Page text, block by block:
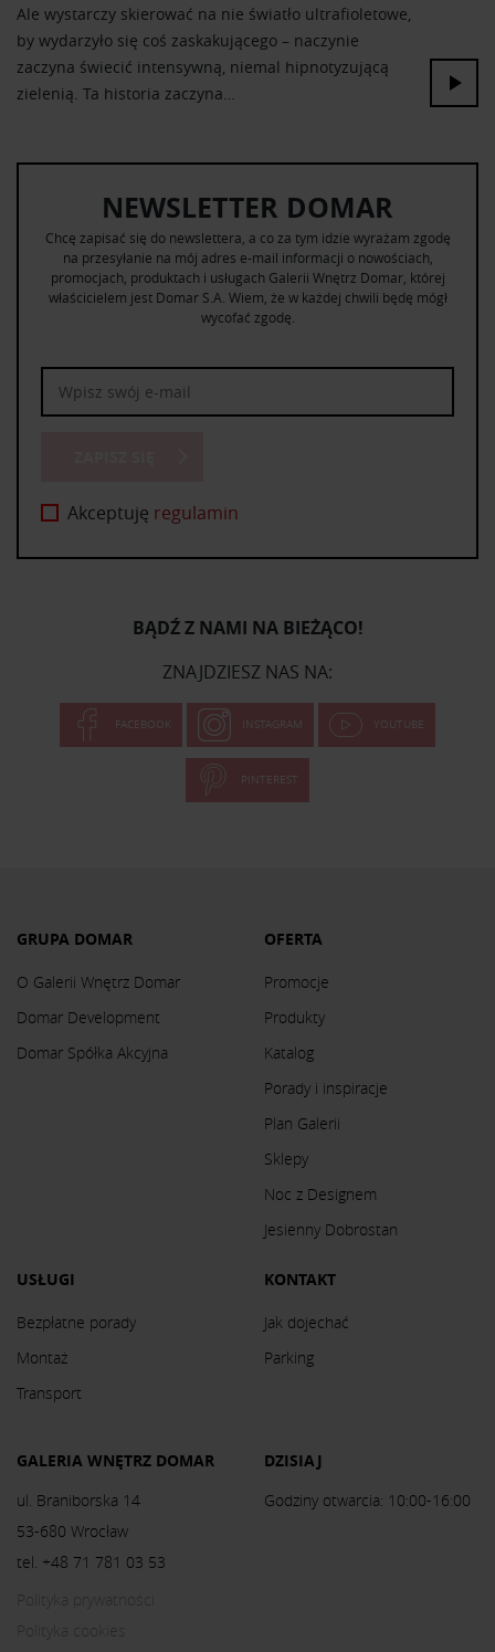
Ale wystarczy skierować na nie światło ultrafioletowe,
by wydarzyło się coś zaskakującego – naczynie
zaczyna świecić intensywną, niemal hipnotyzującą
zielenią. Ta historia zaczyna…
NEWSLETTER DOMAR
Chcę zapisać się do newslettera, a co za tym idzie wyrażam zgodę
na przesyłanie na mój adres e-mail informacji o nowościach,
promocjach, produktach i usługach Galerii Wnętrz Domar, której
właścicielem jest Domar S.A. Wiem, że w każdej chwili będę mógł
wycofać zgodę.
Akceptuję regulamin
BĄDŹ Z NAMI NA BIEŻĄCO!
ZNAJDZIESZ NAS NA:
FACEBOOK INSTAGRAM YOUTUBE
PINTEREST
GRUPA DOMAR
O Galerii Wnętrz Domar
Domar Development
Domar Spółka Akcyjna
OFERTA
Promocje
Produkty
Katalog
Porady i inspiracje
Plan Galerii
Sklepy
Noc z Designem
Jesienny Dobrostan
USŁUGI
Bezpłatne porady
Montaż
Transport
KONTAKT
Jak dojechać
Parking
GALERIA WNĘTRZ DOMAR
ul. Braniborska 14
53-680 Wrocław
tel. +48 71 781 03 53
DZISIAJ
Godziny otwarcia: 10:00-16:00